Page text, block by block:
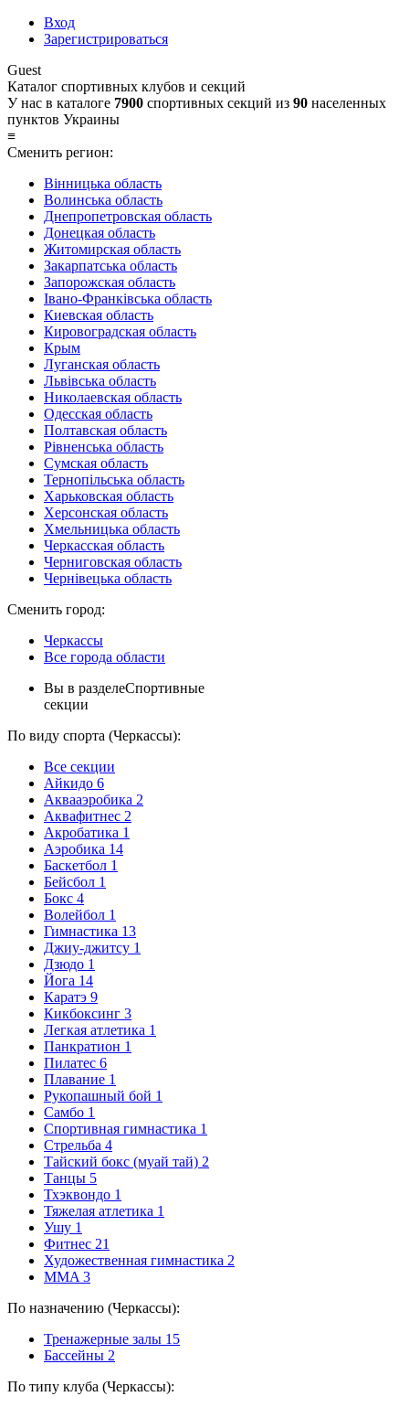
Вход
Зарегистрироваться
Guest
Каталог спортивных клубов и секций
У нас в каталоге 7900 спортивных секций из 90 населенных
пунктов Украины
≡
Сменить регион:
Вінницька область
Волинська область
Днепропетровская область
Донецкая область
Житомирская область
Закарпатська область
Запорожская область
Івано-Франківська область
Киевская область
Кировоградская область
Крым
Луганская область
Львівська область
Николаевская область
Одесская область
Полтавская область
Рівненська область
Сумская область
Тернопільська область
Харьковская область
Херсонская область
Хмельницька область
Черкасская область
Черниговская область
Чернівецька область
Сменить город:
Черкассы
Все города области
Вы в разделеСпортивные
секции
По виду спорта (Черкассы):
Все секции
Айкидо 6
Аквааэробика 2
Аквафитнес 2
Акробатика 1
Аэробика 14
Баскетбол 1
Бейсбол 1
Бокс 4
Волейбол 1
Гимнастика 13
Джиу-джитсу 1
Дзюдо 1
Йога 14
Каратэ 9
Кикбоксинг 3
Легкая атлетика 1
Панкратион 1
Пилатес 6
Плавание 1
Рукопашный бой 1
Самбо 1
Спортивная гимнастика 1
Стрельба 4
Тайский бокс (муай тай) 2
Танцы 5
Тхэквондо 1
Тяжелая атлетика 1
Ушу 1
Фитнес 21
Художественная гимнастика 2
MMA 3
По назначению (Черкассы):
Тренажерные залы 15
Бассейны 2
По типу клуба (Черкассы):